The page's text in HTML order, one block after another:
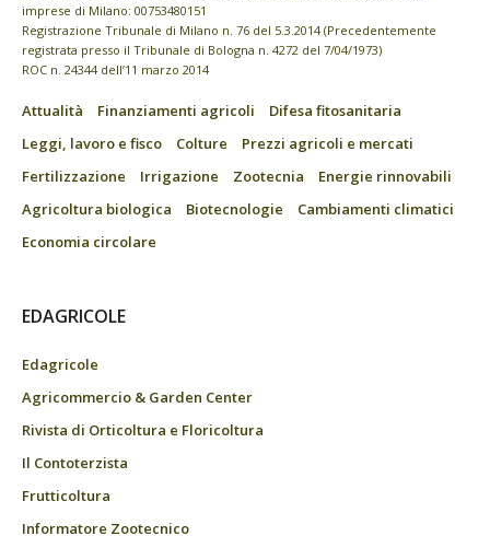
imprese di Milano: 00753480151
Registrazione Tribunale di Milano n. 76 del 5.3.2014 (Precedentemente
registrata presso il Tribunale di Bologna n. 4272 del 7/04/1973)
ROC n. 24344 dell’11 marzo 2014
Attualità Finanziamenti agricoli
Difesa fitosanitaria
Leggi, lavoro e fisco
Colture
Prezzi agricoli e mercati
Fertilizzazione
Irrigazione Zootecnia
Energie rinnovabili
Agricoltura biologica
Biotecnologie
Cambiamenti climatici
Economia circolare
EDAGRICOLE
Edagricole
Agricommercio & Garden Center
Rivista di Orticoltura e Floricoltura
Il Contoterzista
Frutticoltura
Informatore Zootecnico